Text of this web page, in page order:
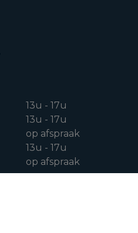
13u - 17u
13u - 17u
op afspraak
13u - 17u
op afspraak